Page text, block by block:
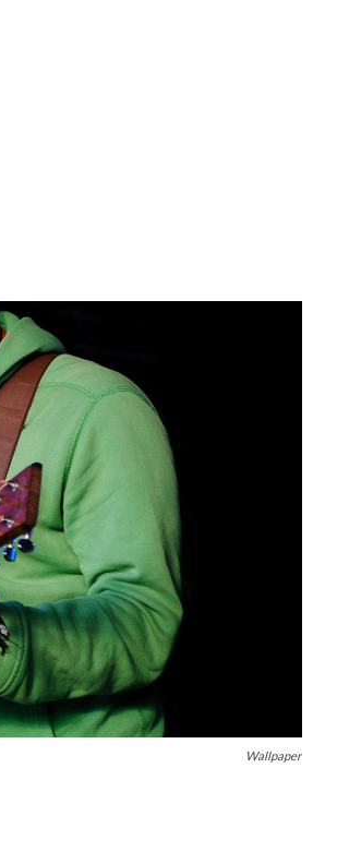
Wallpaper